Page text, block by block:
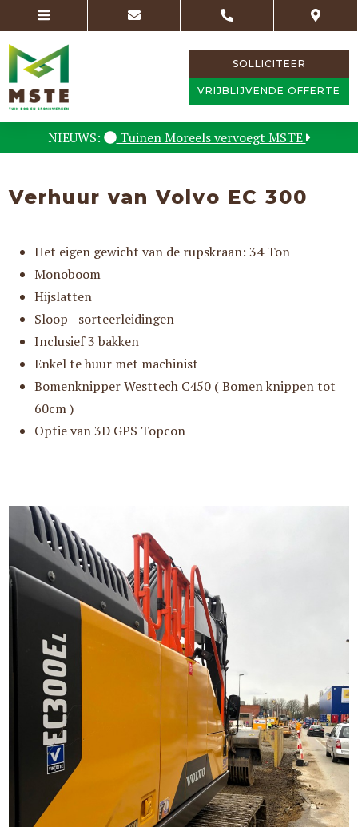
SOLLICITEER
VRIJBLIJVENDE OFFERTE
NIEUWS: Tuinen Moreels vervoegt MSTE
Verhuur van Volvo EC 300
Het eigen gewicht van de rupskraan: 34 Ton
Monoboom
Hijslatten
Sloop - sorteerleidingen
Inclusief 3 bakken
Enkel te huur met machinist
Bomenknipper Westtech C450 ( Bomen knippen tot
60cm )
Optie van 3D GPS Topcon